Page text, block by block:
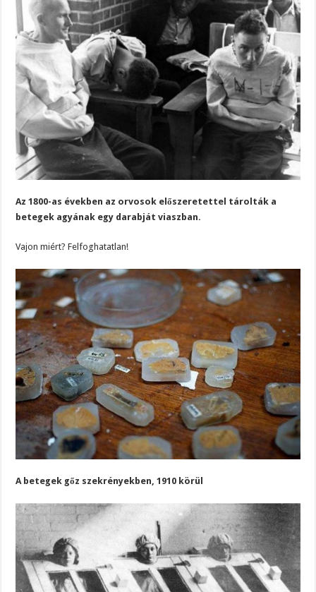
Az 1800-as években az orvosok előszeretettel tárolták a
betegek agyának egy darabját viaszban.
Vajon miért? Felfoghatatlan!
A betegek gőz szekrényekben, 1910 körül